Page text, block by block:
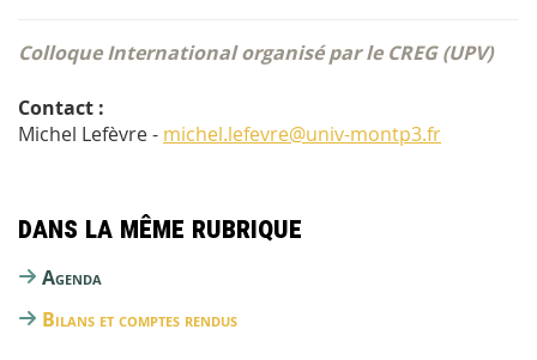
Colloque International organisé par le CREG (UPV)
Contact :
Michel Lefèvre - michel.lefevre@univ-montp3.fr
Dans la même rubrique
Agenda
Bilans et comptes rendus